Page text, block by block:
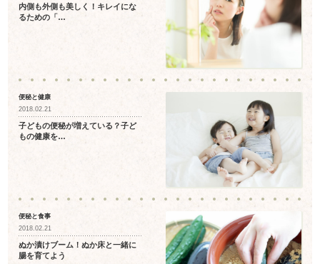
内側も外側も美しく！キレイにな
るための「…
便秘と健康
2018.02.21
子どもの便秘が増えている？子ど
もの健康を…
便秘と食事
2018.02.21
ぬか漬けブーム！ぬか床と一緒に
腸を育てよう